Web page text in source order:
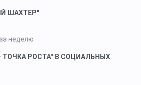
ШАХТЕР"
неделю
ТОЧКА РОСТА" В СОЦИАЛЬНЫХ